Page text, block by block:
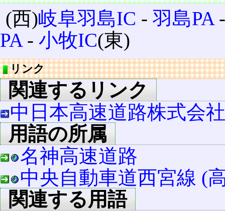
(西)岐阜羽島IC ‐羽島PA
PA‐ 小牧IC(東)
リンク
関連するリンク
中日本高速道路株式会社
用語の所属
名神高速道路
中央自動車道西宮線 (
関連する用語